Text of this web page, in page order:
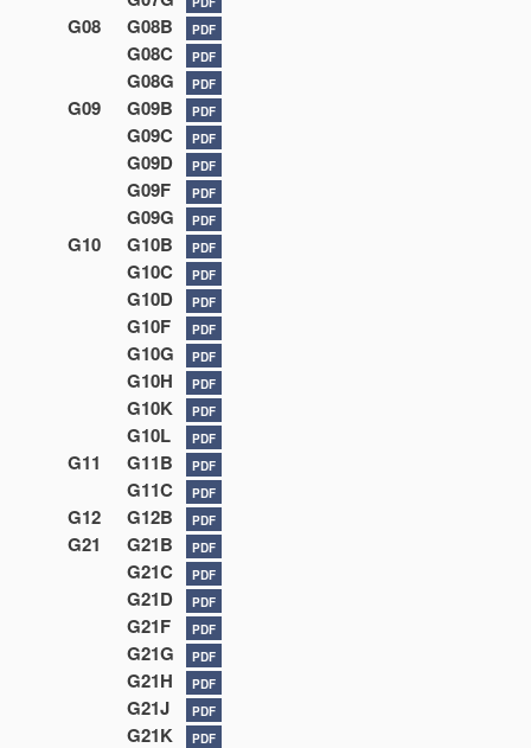
G08 G08B PDF
G08C PDF
G08G PDF
G09 G09B PDF
G09C PDF
G09D PDF
G09F PDF
G09G PDF
G10 G10B PDF
G10C PDF
G10D PDF
G10F PDF
G10G PDF
G10H PDF
G10K PDF
G10L PDF
G11 G11B PDF
G11C PDF
G12 G12B PDF
G21 G21B PDF
G21C PDF
G21D PDF
G21F PDF
G21G PDF
G21H PDF
G21J PDF
G21K PDF